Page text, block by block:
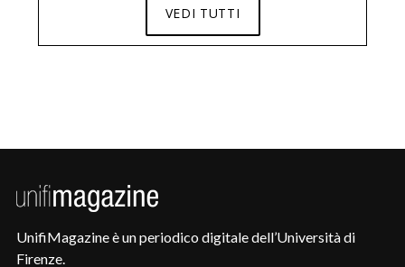
VEDI TUTTI
UnifiMagazine è un periodico digitale dell’Università di
Firenze.